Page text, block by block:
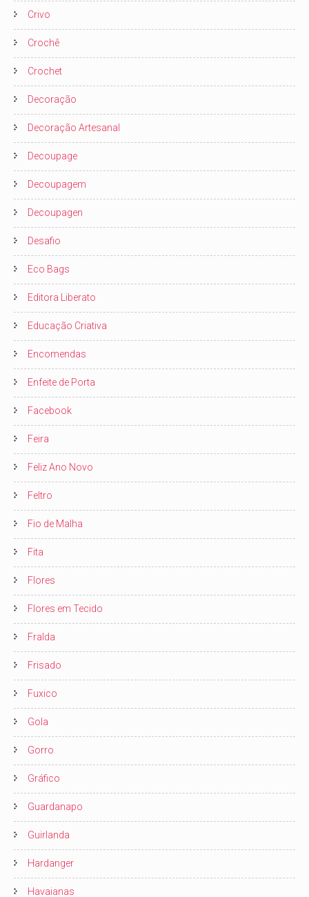
Crivo
Crochê
Crochet
Decoração
Decoração Artesanal
Decoupage
Decoupagem
Decoupagen
Desafio
Eco Bags
Editora Liberato
Educação Criativa
Encomendas
Enfeite de Porta
Facebook
Feira
Feliz Ano Novo
Feltro
Fio de Malha
Fita
Flores
Flores em Tecido
Fralda
Frisado
Fuxico
Gola
Gorro
Gráfico
Guardanapo
Guirlanda
Hardanger
Havaianas